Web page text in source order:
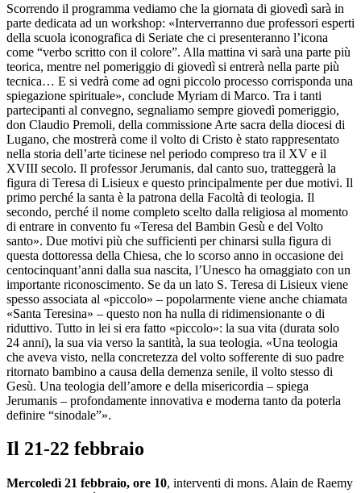
Scorrendo il programma vediamo che la giornata di giovedì sarà in
parte dedicata ad un workshop: «Interverranno due professori esperti
della scuola iconografica di Seriate che ci presenteranno l’icona
come “verbo scritto con il colore”. Alla mattina vi sarà una parte più
teorica, mentre nel pomeriggio di giovedì si entrerà nella parte più
tecnica… E si vedrà come ad ogni piccolo processo corrisponda una
spiegazione spirituale», conclude Myriam di Marco. Tra i tanti
partecipanti al convegno, segnaliamo sempre giovedì pomeriggio,
don Claudio Premoli, della commissione Arte sacra della diocesi di
Lugano, che mostrerà come il volto di Cristo è stato rappresentato
nella storia dell’arte ticinese nel periodo compreso tra il XV e il
XVIII secolo. Il professor Jerumanis, dal canto suo, tratteggerà la
figura di Teresa di Lisieux e questo principalmente per due motivi. Il
primo perché la santa è la patrona della Facoltà di teologia. Il
secondo, perché il nome completo scelto dalla religiosa al momento
di entrare in convento fu «Teresa del Bambin Gesù e del Volto
santo». Due motivi più che sufficienti per chinarsi sulla figura di
questa dottoressa della Chiesa, che lo scorso anno in occasione dei
centocinquant’anni dalla sua nascita, l’Unesco ha omaggiato con un
importante riconoscimento. Se da un lato S. Teresa di Lisieux viene
spesso associata al «piccolo» – popolarmente viene anche chiamata
«Santa Teresina» – questo non ha nulla di ridimensionante o di
riduttivo. Tutto in lei si era fatto «piccolo»: la sua vita (durata solo
24 anni), la sua via verso la santità, la sua teologia. «Una teologia
che aveva visto, nella concretezza del volto sofferente di suo padre
ritornato bambino a causa della demenza senile, il volto stesso di
Gesù. Una teologia dell’amore e della misericordia – spiega
Jerumanis – profondamente innovativa e moderna tanto da poterla
definire “sinodale”».
Il 21-22 febbraio
Mercoledì 21 febbraio, ore 10, interventi di mons. Alain de Raemy